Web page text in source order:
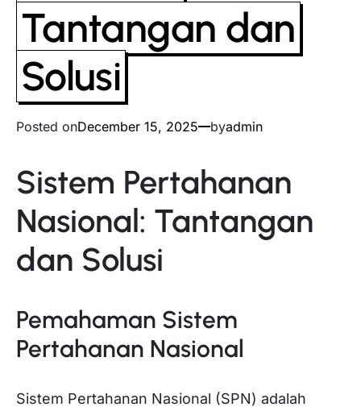
Tantangan dan
Solusi
Posted onDecember 15, 2025 byadmin
Sistem Pertahanan
Nasional: Tantangan
dan Solusi
Pemahaman Sistem
Pertahanan Nasional
Sistem Pertahanan Nasional (SPN) adalah